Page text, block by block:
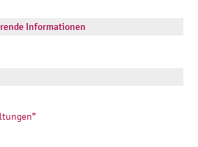
Informationen